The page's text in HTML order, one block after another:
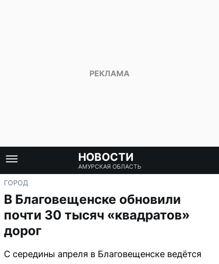
НОВОСТИ
АМУРСКАЯ ОБЛАСТЬ
ГОРОД
В Благовещенске обновили
почти 30 тысяч «квадратов»
дорог
С середины апреля в Благовещенске ведётся